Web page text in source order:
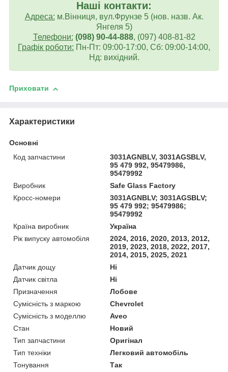
Наші контакти:
Адреса: м.Вінниця, вул.Фрунзе 5 (нов. назв. Ак.
Янгеля 5)
Телефони: (098) 90-44-888, (097) 408-81-82
Графік роботи: Пн-Пт: 09:00-17:00, Сб: 09:00-14:00,
Нд: вихідний.
Приховати
Характеристики
Основні
Код запчастини
3031AGNBLV, 3031AGSBLV,
95 479 992, 95479986,
95479992
Виробник
Safe Glass Factory
Кросс-номери
3031AGNBLV; 3031AGSBLV;
95 479 992; 95479986;
95479992
Країна виробник
Україна
Рік випуску автомобіля
2024, 2016, 2020, 2013, 2012,
2019, 2023, 2018, 2022, 2017,
2014, 2015, 2025, 2021
Датчик дощу
Ні
Датчик світла
Ні
Призначення
Лобове
Сумісність з маркою
Chevrolet
Сумісність з моделлю
Aveo
Стан
Новий
Тип запчастини
Оригінал
Тип техніки
Легковий автомобіль
Тонування
Так